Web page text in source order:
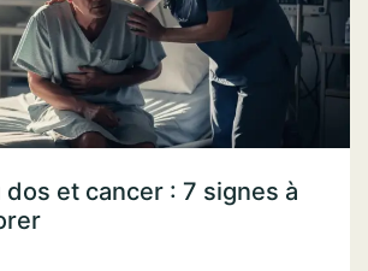
dos et cancer : 7 signes à